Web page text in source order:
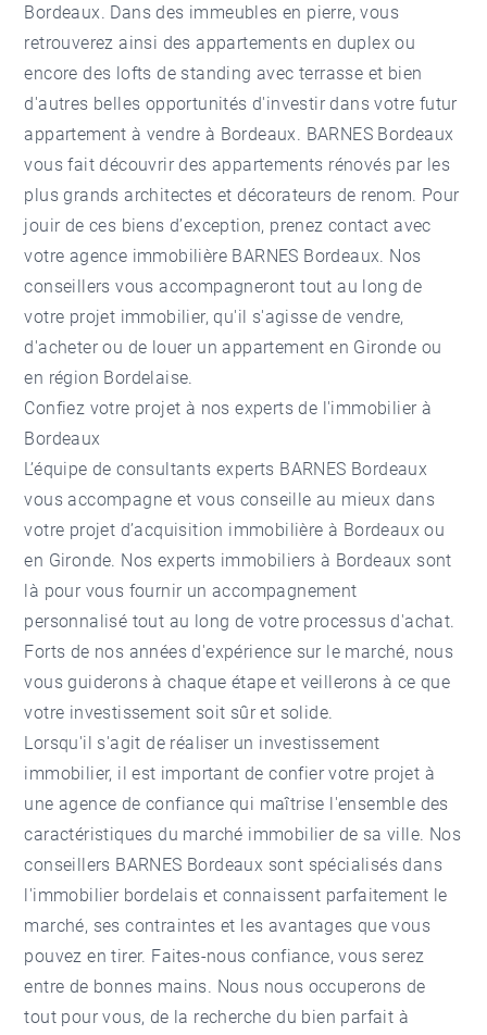
Bordeaux. Dans des immeubles en pierre, vous
retrouverez ainsi des appartements en duplex ou
encore des lofts de standing avec terrasse et bien
d'autres belles opportunités d'investir dans votre futur
appartement à vendre à Bordeaux. BARNES Bordeaux
vous fait découvrir des appartements rénovés par les
plus grands architectes et décorateurs de renom. Pour
jouir de ces biens d’exception, prenez contact avec
votre agence immobilière BARNES Bordeaux. Nos
conseillers vous accompagneront tout au long de
votre projet immobilier, qu'il s'agisse de vendre,
d'acheter ou de louer un appartement en Gironde ou
en région Bordelaise.
Confiez votre projet à nos experts de l'immobilier à
Bordeaux
L’équipe de consultants experts BARNES Bordeaux
vous accompagne et vous conseille au mieux dans
votre projet d’acquisition immobilière à Bordeaux ou
en Gironde. Nos experts immobiliers à Bordeaux sont
là pour vous fournir un accompagnement
personnalisé tout au long de votre processus d'achat.
Forts de nos années d'expérience sur le marché, nous
vous guiderons à chaque étape et veillerons à ce que
votre investissement soit sûr et solide.
Lorsqu'il s'agit de réaliser un investissement
immobilier, il est important de confier votre projet à
une agence de confiance qui maîtrise l'ensemble des
caractéristiques du marché immobilier de sa ville. Nos
conseillers BARNES Bordeaux sont spécialisés dans
l'immobilier bordelais et connaissent parfaitement le
marché, ses contraintes et les avantages que vous
pouvez en tirer. Faites-nous confiance, vous serez
entre de bonnes mains. Nous nous occuperons de
tout pour vous, de la recherche du bien parfait à